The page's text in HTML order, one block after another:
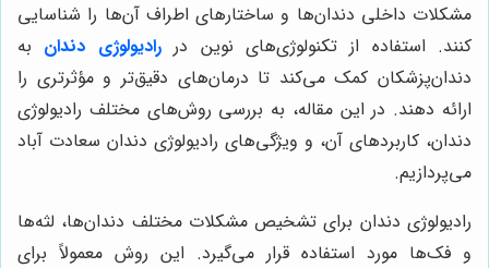
مشکلات داخلی دندان‌ها و ساختارهای اطراف آن‌ها را شناسایی
کنند. استفاده از تکنولوژی‌های نوین دررادیولوژی دندان به
دندان‌پزشکان کمک می‌کند تا درمان‌های دقیق‌تر و مؤثرتری را
ارائه دهند. در این مقاله، به بررسی روش‌های مختلف رادیولوژی
دندان، کاربردهای آن، و ویژگی‌های رادیولوژی دندان سعادت آباد
می‌پردازیم.
رادیولوژی دندان برای تشخیص مشکلات مختلف دندان‌ها، لثه‌ها
و فک‌ها مورد استفاده قرار می‌گیرد. این روش معمولاً برای